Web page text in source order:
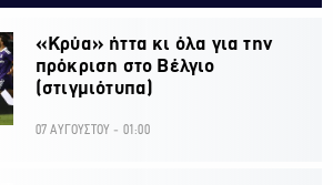
«Κρύα» ήττα κι όλα για την
πρόκριση στο Βέλγιο
(στιγμιότυπα)
07 ΑΥΓΟΥΣΤΟΥ - 01:00